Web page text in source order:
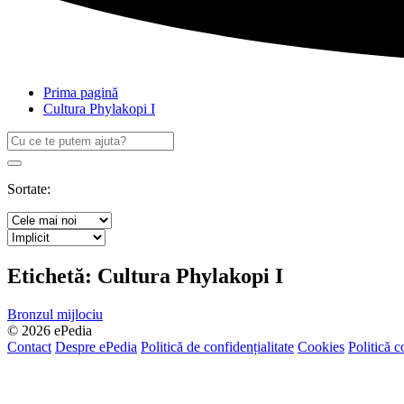
Prima pagină
Cultura Phylakopi I
Caută
după:
Search
Sortate:
Etichetă: Cultura Phylakopi I
Bronzul mijlociu
© 2026 ePedia
Contact Despre ePedia Politică de confidențialitate Cookies Politică